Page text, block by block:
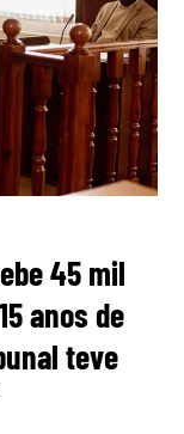
45 mil
anos de
teve